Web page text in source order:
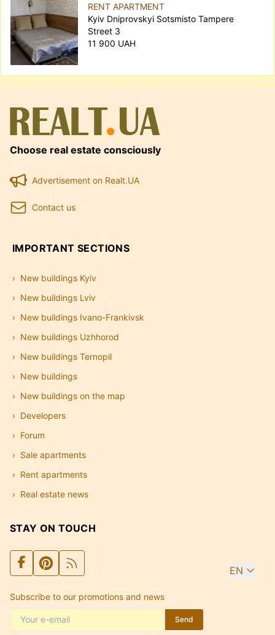
RENT APARTMENT
Kyiv Dniprovskyi Sotsmisto Tampere
Street 3
11 900 UAH
Choose real estate consciously
Advertisement on Realt.UA
Contact us
IMPORTANT SECTIONS
New buildings Kyiv
New buildings Lviv
New buildings Ivano-Frankivsk
New buildings Uzhhorod
New buildings Ternopil
New buildings
New buildings on the map
Developers
Forum
Sale apartments
Rent apartments
Real estate news
STAY ON TOUCH
EN
Subscribe to our promotions and news
Send